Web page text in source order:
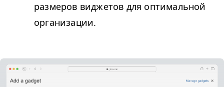
размеров виджетов для оптимальной
организации.